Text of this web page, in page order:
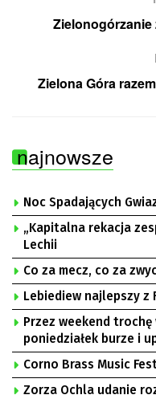
Zielonogórzanie
Zielona Góra
najnowsze
Noc Spadających
„Kapitalna rekacja
Lechii
Co za mecz, co za
Lebiediew najlepszy z
Przez weekend
poniedziałek burze i
Corno Brass Music
Zorza Ochla udanie